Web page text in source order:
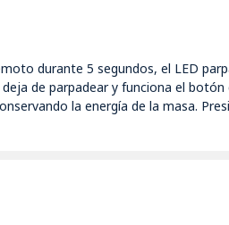
durante 5 segundos, el LED
de parpadear y funciona el
la energía de la masa.